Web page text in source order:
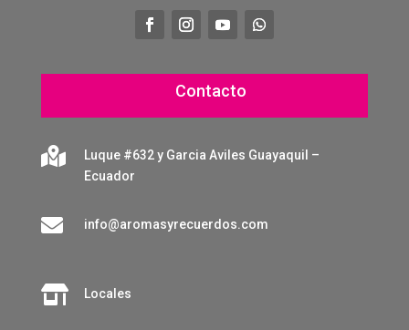
Contacto

Luque #632 y Garcia Aviles Guayaquil –
Ecuador
 info@aromasyrecuerdos.com
 Locales